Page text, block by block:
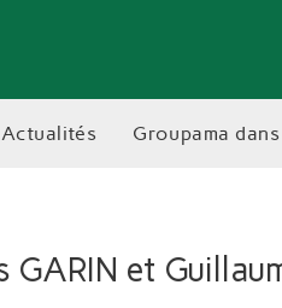
actualités groupama
et